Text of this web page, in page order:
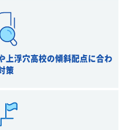
上浮穴高校の傾斜配点に合わ
策